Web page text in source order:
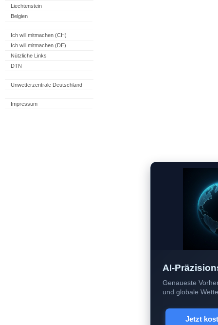
Liechtenstein
Belgien
Ich will mitmachen (CH)
Ich will mitmachen (DE)
Nützliche Links
DTN
Unwetterzentrale Deutschland
Impressum
AI-
Genaueste
und globale
Jetzt